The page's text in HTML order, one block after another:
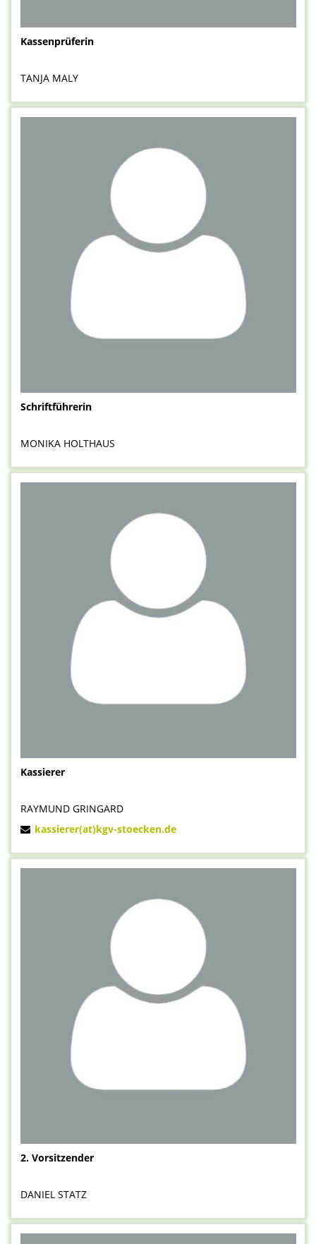
Kassenprüferin
TANJA MALY
Schriftführerin
MONIKA HOLTHAUS
Kassierer
RAYMUND GRINGARD
kassierer(at)kgv-stoecken.de
2. Vorsitzender
DANIEL STATZ